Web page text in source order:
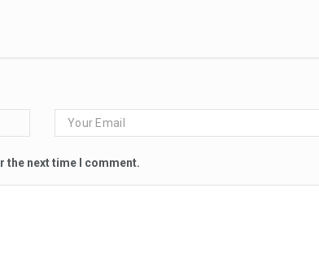
the next time I comment.